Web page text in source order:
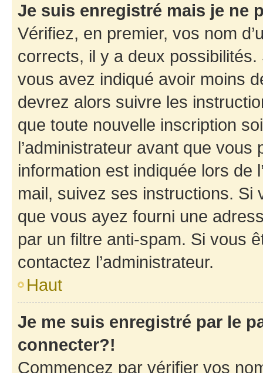
Je suis enregistré mais je ne
Vérifiez, en premier, vos nom
corrects, il y a deux
vous avez indiqué avoir moins
devrez alors suivre les
que toute nouvelle inscription
l’administrateur avant que
information est indiquée lors de
mail, suivez ses instructions. Si
que vous ayez fourni une
par un filtre anti-spam. Si vous
contactez l’administrateur.
Haut
Je me suis enregistré par le
connecter?!
Commencez par vérifier vos